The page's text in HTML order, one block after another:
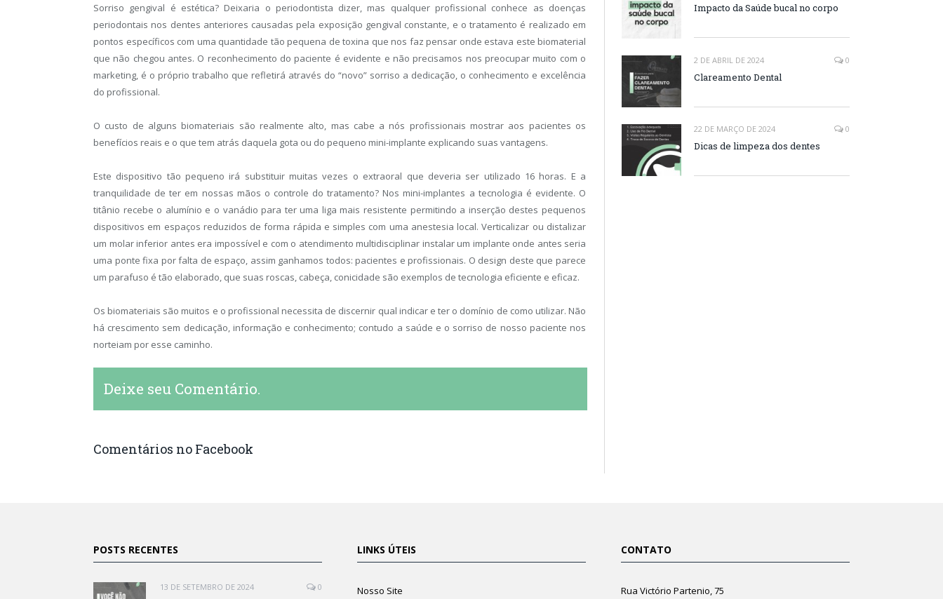
Sorriso gengival é estética? Deixaria o periodontista dizer, mas qualquer profissional conhece as doenças
periodontais nos dentes anteriores causadas pela exposição gengival constante, e o tratamento é realizado em
pontos específicos com uma quantidade tão pequena de toxina que nos faz pensar onde estava este biomaterial
que não chegou antes. O reconhecimento do paciente é evidente e não precisamos nos preocupar muito com o
marketing, é o próprio trabalho que refletirá através do “novo” sorriso a dedicação, o conhecimento e excelência
do profissional.
O custo de alguns biomateriais são realmente alto, mas cabe a nós profissionais mostrar aos pacientes os
benefícios reais e o que tem atrás daquela gota ou do pequeno mini-implante explicando suas vantagens.
Este dispositivo tão pequeno irá substituir muitas vezes o extraoral que deveria ser utilizado 16 horas. E a
tranquilidade de ter em nossas mãos o controle do tratamento? Nos mini-implantes a tecnologia é evidente. O
titânio recebe o alumínio e o vanádio para ter uma liga mais resistente permitindo a inserção destes pequenos
dispositivos em espaços reduzidos de forma rápida e simples com uma anestesia local. Verticalizar ou distalizar
um molar inferior antes era impossível e com o atendimento multidisciplinar instalar um implante onde antes seria
uma ponte fixa por falta de espaço, assim ganhamos todos: pacientes e profissionais. O design deste que parece
um parafuso é tão elaborado, que suas roscas, cabeça, conicidade são exemplos de tecnologia eficiente e eficaz.
Os biomateriais são muitos e o profissional necessita de discernir qual indicar e ter o domínio de como utilizar. Não
há crescimento sem dedicação, informação e conhecimento; contudo a saúde e o sorriso de nosso paciente nos
norteiam por esse caminho.
Deixe seu Comentário.
Comentários no Facebook
Impacto da Saúde bucal no corpo
2 DE ABRIL DE 2024 0
Clareamento Dental
22 DE MARÇO DE 2024 0
Dicas de limpeza dos dentes
POSTS RECENTES
13 DE SETEMBRO DE 2024 0
LINKS ÚTEIS
Nosso Site
CONTATO
Rua Victório Partenio, 75